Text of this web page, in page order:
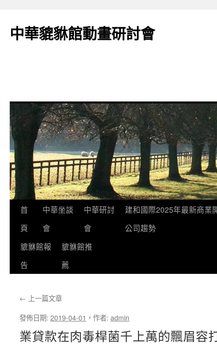
主
中華貔貅館動畫研討會
首
頁
中華坐談
會
中華研討
會
建和國際2025年最新商業
公司趨勢
貔貅館報
告
貔貅館推
薦
← 上一篇文章
發佈日期: 2019-04-01 ， 作者: admin
業貸款在肉毒桿菌千上萬的飄眉容